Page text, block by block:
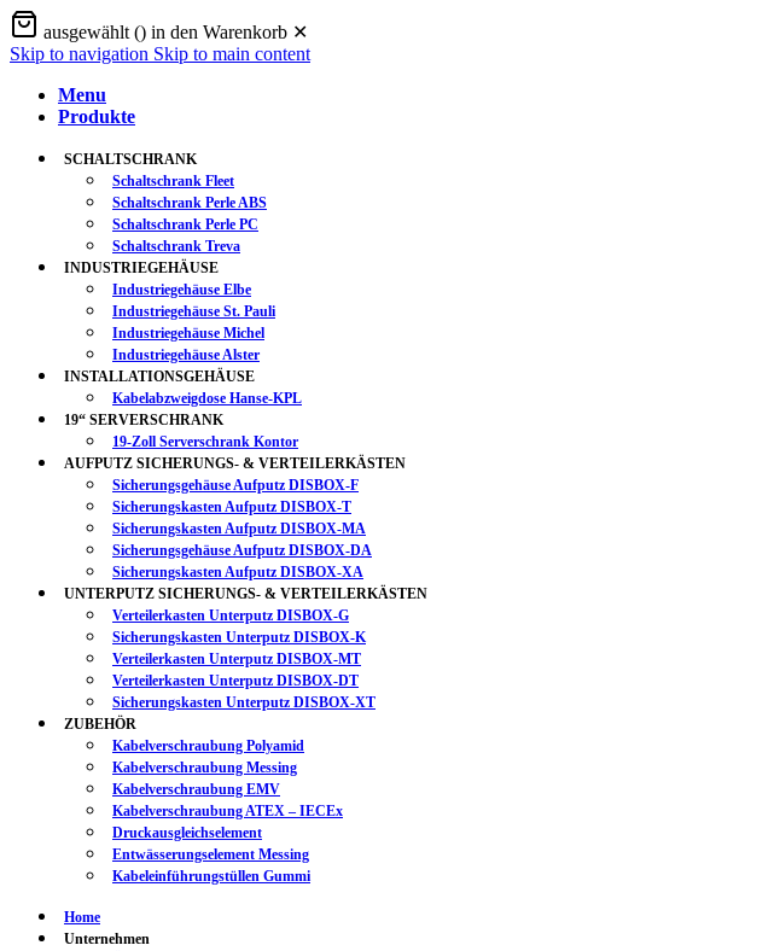
ausgewählt () in den Warenkorb ✕
Skip to navigation Skip to main content
Menu
Produkte
SCHALTSCHRANK
Schaltschrank Fleet
Schaltschrank Perle ABS
Schaltschrank Perle PC
Schaltschrank Treva
INDUSTRIEGEHÄUSE
Industriegehäuse Elbe
Industriegehäuse St. Pauli
Industriegehäuse Michel
Industriegehäuse Alster
INSTALLATIONSGEHÄUSE
Kabelabzweigdose Hanse-KPL
19“ SERVERSCHRANK
19-Zoll Serverschrank Kontor
AUFPUTZ SICHERUNGS- & VERTEILERKÄSTEN
Sicherungsgehäuse Aufputz DISBOX-F
Sicherungskasten Aufputz DISBOX-T
Sicherungskasten Aufputz DISBOX-MA
Sicherungsgehäuse Aufputz DISBOX-DA
Sicherungskasten Aufputz DISBOX-XA
UNTERPUTZ SICHERUNGS- & VERTEILERKÄSTEN
Verteilerkasten Unterputz DISBOX-G
Sicherungskasten Unterputz DISBOX-K
Verteilerkasten Unterputz DISBOX-MT
Verteilerkasten Unterputz DISBOX-DT
Sicherungskasten Unterputz DISBOX-XT
ZUBEHÖR
Kabelverschraubung Polyamid
Kabelverschraubung Messing
Kabelverschraubung EMV
Kabelverschraubung ATEX – IECEx
Druckausgleichselement
Entwässerungselement Messing
Kabeleinführungstüllen Gummi
Home
Unternehmen